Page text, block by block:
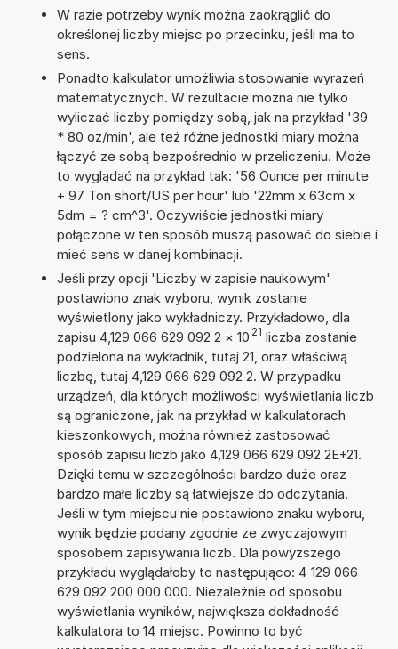
W razie potrzeby wynik można zaokrąglić do
określonej liczby miejsc po przecinku, jeśli ma to
sens.
Ponadto kalkulator umożliwia stosowanie wyrażeń
matematycznych. W rezultacie można nie tylko
wyliczać liczby pomiędzy sobą, jak na przykład '39
* 80 oz/min', ale też różne jednostki miary można
łączyć ze sobą bezpośrednio w przeliczeniu. Może
to wyglądać na przykład tak: '56 Ounce per minute
+ 97 Ton short/US per hour' lub '22mm x 63cm x
5dm = ? cm^3'. Oczywiście jednostki miary
połączone w ten sposób muszą pasować do siebie i
mieć sens w danej kombinacji.
Jeśli przy opcji 'Liczby w zapisie naukowym'
postawiono znak wyboru, wynik zostanie
wyświetlony jako wykładniczy. Przykładowo, dla
zapisu 4,129 066 629 092 2 × 10 21 liczba zostanie
podzielona na wykładnik, tutaj 21, oraz właściwą
liczbę, tutaj 4,129 066 629 092 2. W przypadku
urządzeń, dla których możliwości wyświetlania liczb
są ograniczone, jak na przykład w kalkulatorach
kieszonkowych, można również zastosować
sposób zapisu liczb jako 4,129 066 629 092 2E+21.
Dzięki temu w szczególności bardzo duże oraz
bardzo małe liczby są łatwiejsze do odczytania.
Jeśli w tym miejscu nie postawiono znaku wyboru,
wynik będzie podany zgodnie ze zwyczajowym
sposobem zapisywania liczb. Dla powyższego
przykładu wyglądałoby to następująco: 4 129 066
629 092 200 000 000. Niezależnie od sposobu
wyświetlania wyników, największa dokładność
kalkulatora to 14 miejsc. Powinno to być